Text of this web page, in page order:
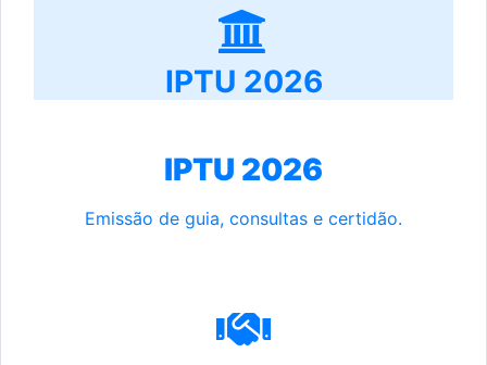
IPTU 2026
IPTU 2026
Emissão de guia, consultas e certidão.